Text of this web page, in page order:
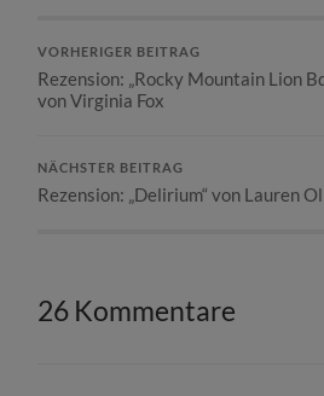
VORHERIGER BEITRAG
Rezension: „Rocky Mountain Lion
von Virginia Fox
NÄCHSTER BEITRAG
Rezension: „Delirium“ von Lauren
26 Kommentare